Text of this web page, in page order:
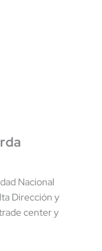
Nacional
Dirección y
center y